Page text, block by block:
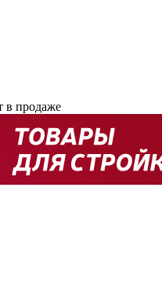
в продаже